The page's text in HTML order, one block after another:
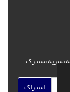
نشریه مشترک
اشتراک